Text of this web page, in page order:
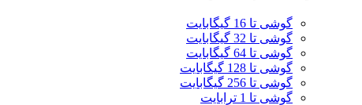
گوشی تا 16 گیگابایت
گوشی تا 32 گیگابایت
گوشی تا 64 گیگابایت
گوشی تا 128 گیگابایت
گوشی تا 256 گیگابایت
گوشی تا 1 ترابایت